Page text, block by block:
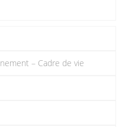
– Cadre de vie